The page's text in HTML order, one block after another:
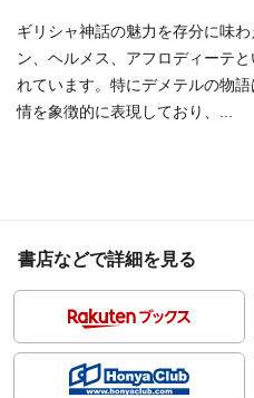
ギリシャ神話の魅力を存分に味
ン、ヘルメス、アフロディーテ
れています。特にデメテルの物
情を象徴的に表現しており、...
書店などで詳細を見る